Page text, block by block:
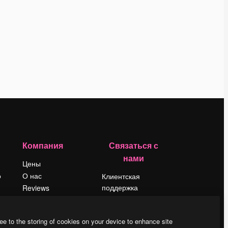
Компания
Цены
О нас
Reviews
Блог
Связаться с
нами
Клиентская
поддержка
LinkedIn
to the storing of cookies on your device to enhance site